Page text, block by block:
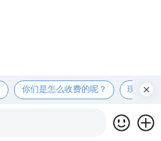
你们是怎么收费的呢？ 现在有